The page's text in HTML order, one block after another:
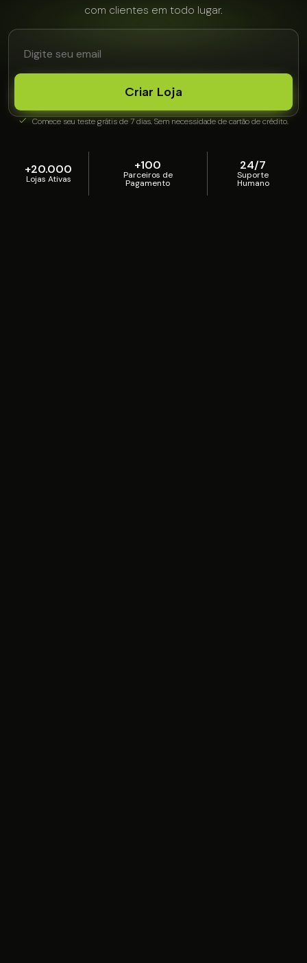
com clientes em todo lugar.
Criar Loja
Comece seu teste grátis de 7 dias. Sem necessidade de cartão de crédito.
+20.000
Lojas Ativas
+100
Parceiros de
Pagamento
24/7
Suporte
Humano